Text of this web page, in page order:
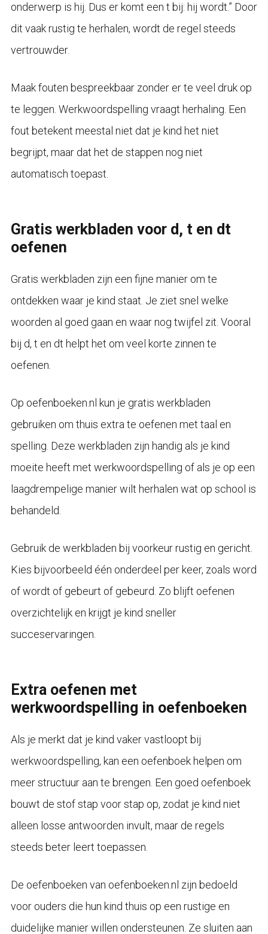
onderwerp is hij. Dus er komt een t bij: hij wordt.” Door
dit vaak rustig te herhalen, wordt de regel steeds
vertrouwder.
Maak fouten bespreekbaar zonder er te veel druk op
te leggen. Werkwoordspelling vraagt herhaling. Een
fout betekent meestal niet dat je kind het niet
begrijpt, maar dat het de stappen nog niet
automatisch toepast.
Gratis werkbladen voor d, t en dt
oefenen
Gratis werkbladen zijn een fijne manier om te
ontdekken waar je kind staat. Je ziet snel welke
woorden al goed gaan en waar nog twijfel zit. Vooral
bij d, t en dt helpt het om veel korte zinnen te
oefenen.
Op oefenboeken.nl kun je gratis werkbladen
gebruiken om thuis extra te oefenen met taal en
spelling. Deze werkbladen zijn handig als je kind
moeite heeft met werkwoordspelling of als je op een
laagdrempelige manier wilt herhalen wat op school is
behandeld.
Gebruik de werkbladen bij voorkeur rustig en gericht.
Kies bijvoorbeeld één onderdeel per keer, zoals word
of wordt of gebeurt of gebeurd. Zo blijft oefenen
overzichtelijk en krijgt je kind sneller
succeservaringen.
Extra oefenen met
werkwoordspelling in oefenboeken
Als je merkt dat je kind vaker vastloopt bij
werkwoordspelling, kan een oefenboek helpen om
meer structuur aan te brengen. Een goed oefenboek
bouwt de stof stap voor stap op, zodat je kind niet
alleen losse antwoorden invult, maar de regels
steeds beter leert toepassen.
De oefenboeken van oefenboeken.nl zijn bedoeld
voor ouders die hun kind thuis op een rustige en
duidelijke manier willen ondersteunen. Ze sluiten aan